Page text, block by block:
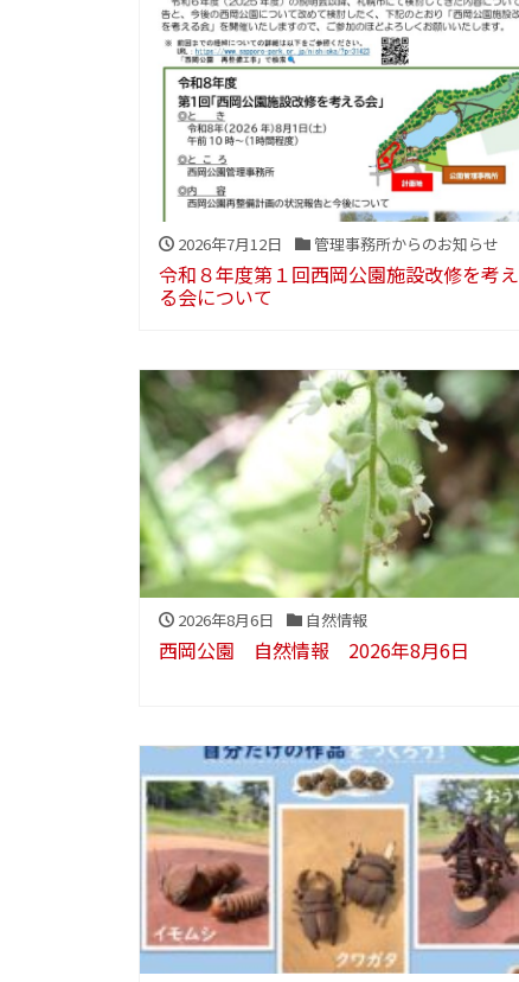
2026年7月12日 管理事務所からのお知らせ
令和８年度第１回西岡公園施設改修を考え
る会について
2026年8月6日 自然情報
西岡公園 自然情報 2026年8月6日